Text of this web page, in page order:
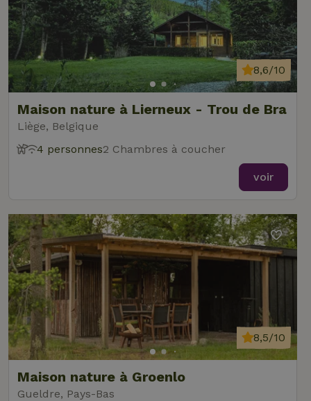
Maison nature à Lierneux - Trou de Bra
Liège, Belgique
8,6/10
4 personnes2 Chambres à coucher
voir
Maison nature à Groenlo
Gueldre, Pays-Bas
8,5/10